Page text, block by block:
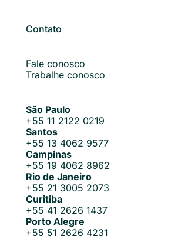
Contato
Fale conosco
Trabalhe conosco
São Paulo
+55 11 2122 0219
Santos
+55 13 4062 9577
Campinas
+55 19 4062 8962
Rio de Janeiro
+55 21 3005 2073
Curitiba
+55 41 2626 1437
Porto Alegre
+55 51 2626 4231